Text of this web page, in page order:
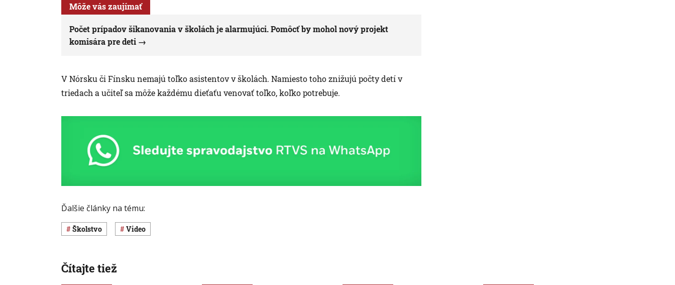
Môže vás zaujímať
Počet prípadov šikanovania v školách je alarmujúci. Pomôcť by mohol nový projekt
komisára pre deti
V Nórsku či Fínsku nemajú toľko asistentov v školách. Namiesto toho znižujú počty detí v
triedach a učiteľ sa môže každému dieťaťu venovať toľko, koľko potrebuje.
Ďalšie články na tému:
Školstvo Video
Čítajte tiež